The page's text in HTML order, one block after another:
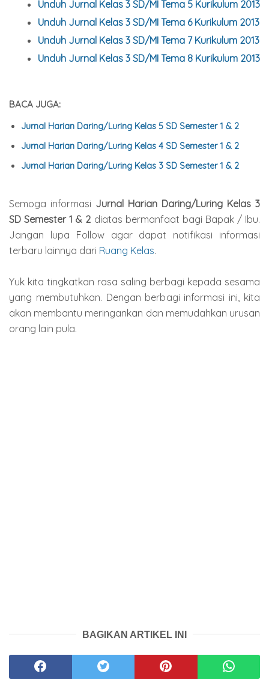
Unduh Jurnal Kelas 3 SD/MI Tema 5 Kurikulum 2013
Unduh Jurnal Kelas 3 SD/MI Tema 6Kurikulum 2013
Unduh Jurnal Kelas 3 SD/MI Tema 7Kurikulum 2013
Unduh Jurnal Kelas 3 SD/MI Tema 8 Kurikulum 2013
BACA JUGA:
Jurnal Harian Daring/Luring Kelas 5 SD Semester 1 & 2
Jurnal Harian Daring/Luring Kelas 4 SD Semester 1 & 2
Jurnal Harian Daring/Luring Kelas 3 SD Semester 1 & 2
Semoga informasi Jurnal Harian Daring/Luring Kelas 3
SD Semester 1 & 2 diatas bermanfaat bagi Bapak / Ibu.
Jangan lupa Follow agar dapat notifikasi informasi
terbaru lainnya dari Ruang Kelas.
Yuk kita tingkatkan rasa saling berbagi kepada sesama
yang membutuhkan. Dengan berbagi informasi ini, kita
akan membantu meringankan dan memudahkan urusan
orang lain pula.
BAGIKAN ARTIKEL INI